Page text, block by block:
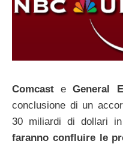
Comcast eGeneral
conclusione di un
30 miliardi di dollari
faranno confluire le